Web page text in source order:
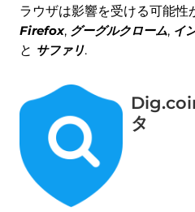
ラウザは影響を受ける可能性
Firefox, グーグルクローム, イ
と サファリ.
タ